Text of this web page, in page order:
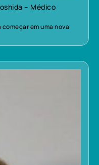
– Médico
começar em uma nova